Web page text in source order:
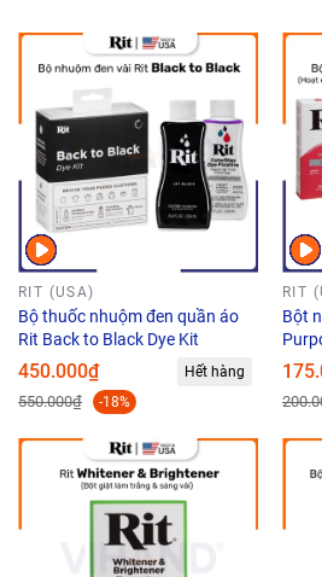
RIT (USA)
Bộ thuốc nhuộm đen quần áo
Rit Back to Black Dye Kit
450.000₫
550.000₫ -18%
Hết hàng
RIT
Bột